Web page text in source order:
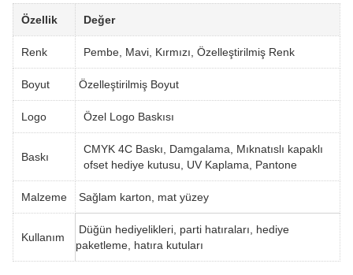
Özellik Değer
Renk Pembe, Mavi, Kırmızı, Özelleştirilmiş Renk
Boyut Özelleştirilmiş Boyut
Logo Özel Logo Baskısı
Baskı
CMYK 4C Baskı, Damgalama, Mıknatıslı kapaklı
ofset hediye kutusu, UV Kaplama, Pantone
Malzeme Sağlam karton, mat yüzey
Kullanım
Düğün hediyelikleri, parti hatıraları, hediye
paketleme, hatıra kutuları